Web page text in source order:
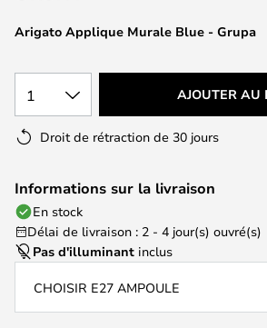
images
Arigato Applique Murale Blue - Grupa
1 AJOUTER AU
Droit de rétraction de 30 jours
Informations sur la livraison
En stock
Délai de livraison : 2 - 4 jour(s) ouvré(s)
Pas d'illuminant inclus
CHOISIR E27 AMPOULE